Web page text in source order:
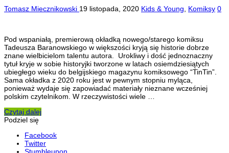
Tomasz Miecznikowski 19 listopada, 2020 Kids & Young Komiksy 0
Pod wspaniałą, premierową okładką nowego/starego komiksu
Tadeusza Baranowskiego w większości kryją się historie dobrze
znane wielbicielom talentu autora. Urokliwy i dość jednoznaczny
tytuł kryje w sobie historyjki tworzone w latach osiemdziesiątych
ubiegłego wieku do belgijskiego magazynu komiksowego “TinTin”.
Sama okładka z 2020 roku jest w pewnym stopniu myląca,
ponieważ wydaje się zapowiadać materiały nieznane wcześniej
polskim czytelnikom. W rzeczywistości wiele …
Czytaj dalej
Podziel się
Facebook
Twitter
Stumbleupon